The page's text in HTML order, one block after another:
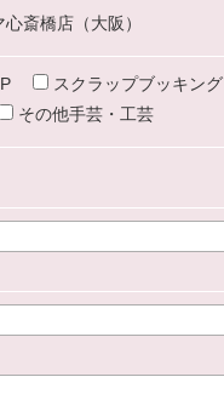
斎橋店（大阪）
スクラップブッキング
その他手芸・工芸